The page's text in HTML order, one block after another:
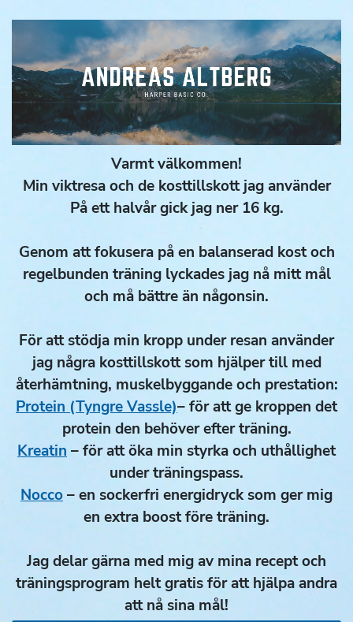
Varmt välkommen!
Min viktresa och de kosttillskott jag använder
På ett halvår gick jag ner 16 kg.
Genom att fokusera på en balanserad kost och
regelbunden träning lyckades jag nå mitt mål
och må bättre än någonsin.
För att stödja min kropp under resan använder
jag några kosttillskott som hjälper till med
återhämtning, muskelbyggande och prestation:
Protein (Tyngre Vassle)– för att ge kroppen det
protein den behöver efter träning.
Kreatin – för att öka min styrka och uthållighet
under träningspass.
Nocco– en sockerfri energidryck som ger mig
en extra boost före träning.
Jag delar gärna med mig av mina recept och
träningsprogram helt gratis för att hjälpa andra
att nå sina mål!